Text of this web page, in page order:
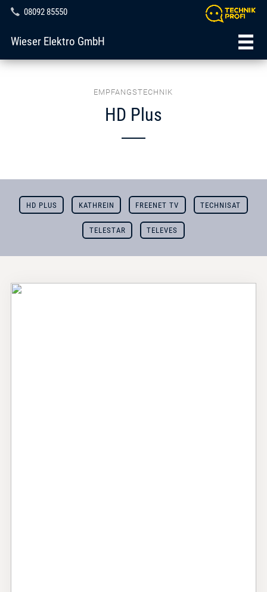
08092 85550
Wieser Elektro GmbH
EMPFANGSTECHNIK
HD Plus
HD PLUS KATHREIN FREENET TV TECHNISAT
TELESTAR TELEVES